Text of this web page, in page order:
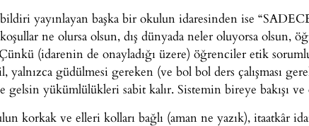
yayınlayan başka bir okulun idaresinden ise
ne olursa olsun, dış dünyada neler oluyorsa olsun,
Çünkü (idarenin de onayladığı üzere) öğrenciler etik
yalnızca güdülmesi gereken (ve bol bol ders çalışması
gelsin yükümlülükleri sabit kalır. Sistemin bireye bakışı
korkak ve elleri kolları bağlı (aman ne yazık), itaatkâr